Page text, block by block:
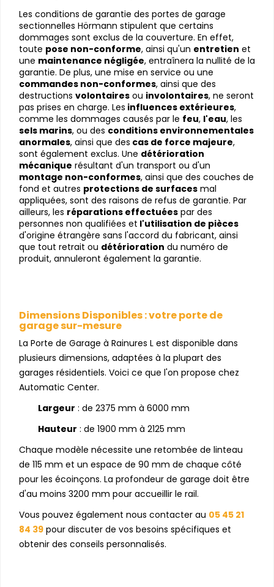
Les conditions de garantie des portes de garage
sectionnelles Hörmann stipulent que certains
dommages sont exclus de la couverture. En effet,
toute pose non-conforme, ainsi qu'un entretien et
une maintenance négligée, entraînera la nullité de la
garantie. De plus, une mise en service ou une
commandes non-conformes, ainsi que des
destructions volontaires ou involontaires, ne seront
pas prises en charge. Les influences extérieures,
comme les dommages causés par le feu, l'eau, les
sels marins, ou des conditions environnementales
anormales, ainsi que des cas de force majeure,
sont également exclus. Une détérioration
mécanique
montage non-conformes, ainsi que des couches de
fond et autres protections de surfaces mal
appliquées, sont des raisons de refus de garantie. Par
ailleurs, les réparations effectuées par des
personnes non qualifiées et l'utilisation de pièces
d'origine étrangère sans l'accord du fabricant, ainsi
que tout retrait ou détérioration du numéro de
produit, annuleront également la garantie.
Dimensions Disponibles : votre porte de
garage sur-mesure
La Porte de Garage à Rainures L est disponible dans
plusieurs dimensions, adaptées à la plupart des
garages résidentiels. Voici ce que l'on propose chez
Automatic Center.
Largeur : de 2375 mm à 6000 mm
Hauteur : de 1900 mm à 2125 mm
Chaque modèle nécessite une retombée de linteau
de 115 mm et un espace de 90 mm de chaque côté
pour les écoinçons. La profondeur de garage doit être
d'au moins 3200 mm pour accueillir le rail.
Vous pouvez également nous contacter au 05 45 21
84 39 pour discuter de vos besoins spécifiques et
obtenir des conseils personnalisés.